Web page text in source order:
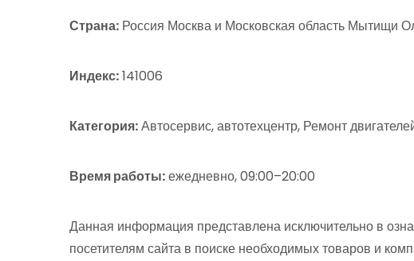
Страна: Россия Москва и Московская область Мытищи
Индекс:141006
Категория:Автосервис, автотехцентр, Ремонт
Время работы:ежедневно, 09:00–20:00
Данная информация представлена исключительно в
посетителям сайта в поиске необходимых товаров и